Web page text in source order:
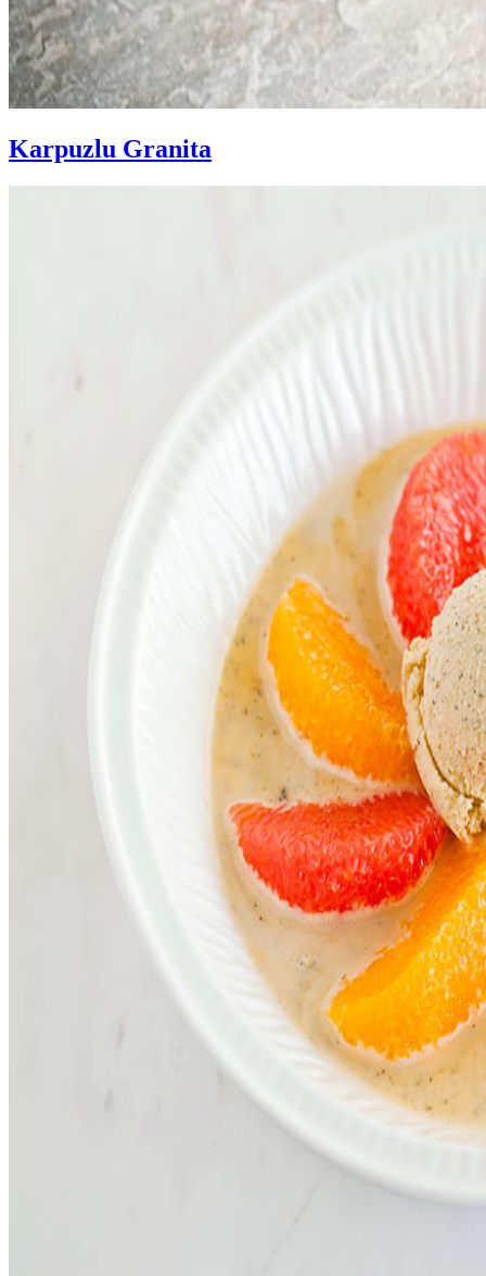
Karpuzlu Granita